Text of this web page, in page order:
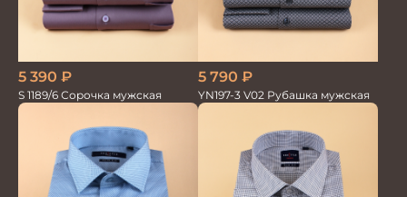
5 390 ₽
S 1189/6 Сорочка мужская
5 790 ₽
YN197-3 V02 Рубашка мужская